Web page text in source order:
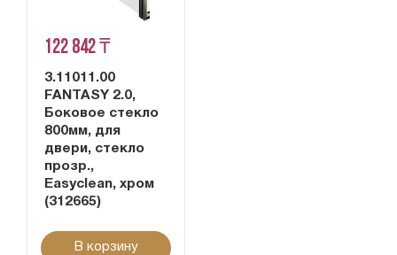
122 842 ₸
3.11011.00
FANTASY 2.0,
Боковое стекло
800мм, для
двери, стекло
прозр.,
Easyclean, хром
(312665)
В корзину